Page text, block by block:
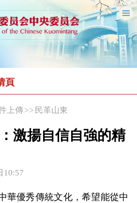
頁
上傳>> 民革山東
激揚自信自強的精
華優秀傳統文化，希望能從中